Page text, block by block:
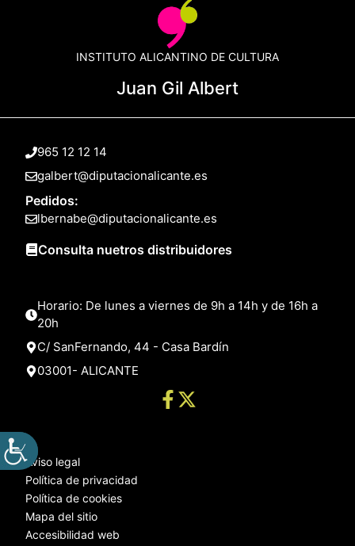
INSTITUTO ALICANTINO DE CULTURA
Juan Gil Albert
965 12 12 14
galbert@diputacionalicante.es
Pedidos:
lbernabe@diputacionalicante.es
Consulta nuetros distribuidores
Horario: De lunes a viernes de 9h a 14h y de 16h a
20h
C/ SanFernando, 44 - Casa Bardín
03001- ALICANTE
Aviso legal
Política de privacidad
Política de cookies
Mapa del sitio
Accesibilidad web